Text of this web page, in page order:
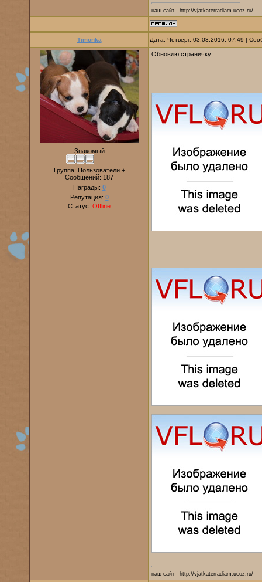
наш сайт - http://vjatkaterradiam.ucoz.ru/
Timonka Дата: Четверг, 03.03.2016, 07:49 |
Знакомый
Группа: Пользователи +
Сообщений: 187
Награды: 0
Репутация: 0
Статус: Offline
Обновлю страничку:
наш сайт - http://vjatkaterradiam.ucoz.ru/